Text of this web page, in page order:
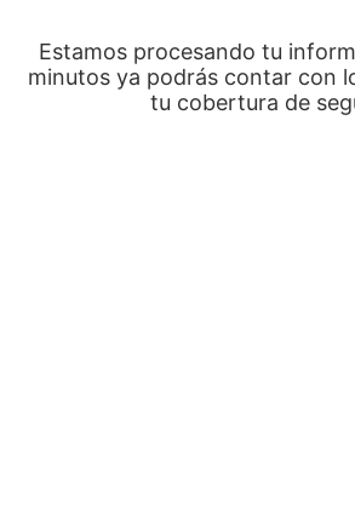
Estamos procesando tu
minutos ya podrás contar con
tu cobertura de